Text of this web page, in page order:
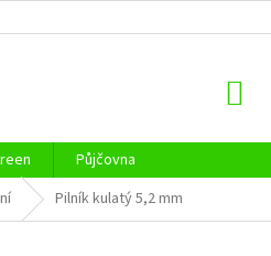
Půjčovna
Pilník kulatý 5,2 mm